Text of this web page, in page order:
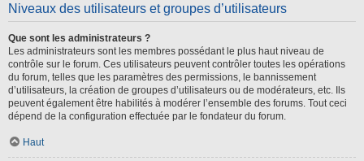
Niveaux des utilisateurs et groupes d’utilisateurs
Que sont les administrateurs ?
Les administrateurs sont les membres possédant le plus haut niveau de
contrôle sur le forum. Ces utilisateurs peuvent contrôler toutes les opérations
du forum, telles que les paramètres des permissions, le bannissement
d’utilisateurs, la création de groupes d’utilisateurs ou de modérateurs, etc. Ils
peuvent également être habilités à modérer l’ensemble des forums. Tout ceci
dépend de la configuration effectuée par le fondateur du forum.
Haut